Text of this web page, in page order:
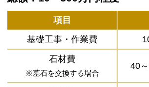
項目
基礎工事・作業費
石材費
※墓石を交換する場合
40